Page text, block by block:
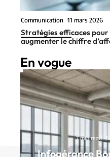
Communication 11 mars 2026
Stratégies efficaces
augmenter le chiffre
En vogue
7 min read
Infogérance